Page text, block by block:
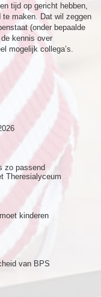
zo passend
Theresialyceum
kinderen
van BPS
tijd op gericht hebben,
maken. Dat wil zeggen
(onder bepaalde
kennis over
mogelijk collega’s.